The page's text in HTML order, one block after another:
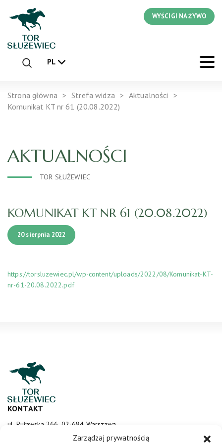
Zarządzaj prywatnością
WYŚCIGI NA ŻYWO
PL
Strona główna Strefa widza
Aktualności
Komunikat KT nr 61 (20.08.2022)
AKTUALNOŚCI
TOR SŁUŻEWIEC
KOMUNIKAT KT NR 61 (20.08.2022)
20 sierpnia 2022
https://torsluzewiec.pl/wp-content/uploads/2022/08/Komunikat-KT-
nr-61-20.08.2022.pdf
KONTAKT
ul. Puławska 266, 02-684 Warszawa
sluzewiec@totalizator.pl